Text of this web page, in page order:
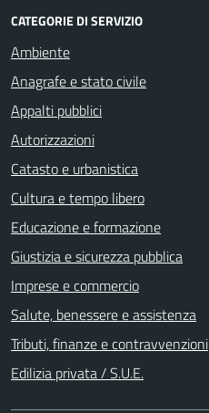
CATEGORIE DI SERVIZIO
Ambiente
Anagrafe e stato civile
Appalti pubblici
Autorizzazioni
Catasto e urbanistica
Cultura e tempo libero
Educazione e formazione
Giustizia e sicurezza pubblica
Imprese e commercio
Salute, benessere e assistenza
Tributi, finanze e contravvenzioni
Edilizia privata / S.U.E.